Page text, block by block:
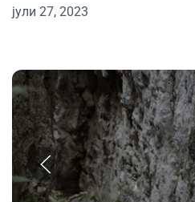
јули 27, 2023